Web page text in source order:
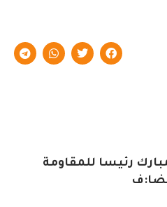
رئيسا للمقاومة